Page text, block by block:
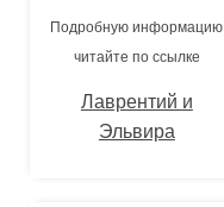
Подробную информацию
читайте по ссылке
Лаврентий и
Эльвира